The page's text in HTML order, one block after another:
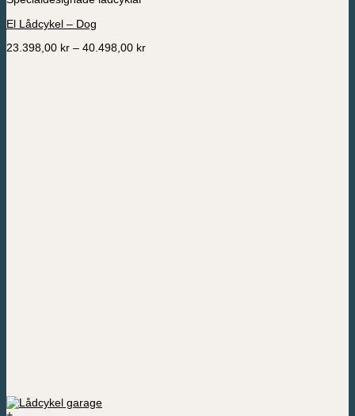
flera
De
El Lådcykel – Dog
23.398,00 kr – 40.498,00 krPrisintervall: